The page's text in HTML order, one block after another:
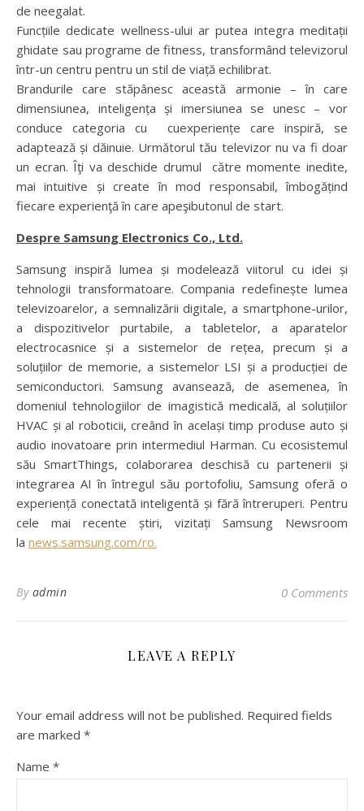
de neegalat.
Funcțiile dedicate wellness-ului ar putea integra meditații
ghidate sau programe de fitness, transformând televizorul
într-un centru pentru un stil de viață echilibrat.
Brandurile care stăpânesc această armonie – în care
dimensiunea, inteligența și imersiunea se unesc – vor
conduce categoria cu cuexperiențe care inspiră, se
adaptează și dăinuie. Următorul tău televizor nu va fi doar
un ecran. Îţi va deschide drumul către momente inedite,
mai intuitive și create în mod responsabil, îmbogățind
fiecare experienţă în care apeşibutonul de start.
Despre Samsung Electronics Co., Ltd.
Samsung inspiră lumea și modelează viitorul cu idei și
tehnologii transformatoare. Compania redefinește lumea
televizoarelor, a semnalizării digitale, a smartphone-urilor,
a dispozitivelor purtabile, a tabletelor, a aparatelor
electrocasnice și a sistemelor de rețea, precum și a
soluțiilor de memorie, a sistemelor LSI și a producției de
semiconductori. Samsung avansează, de asemenea, în
domeniul tehnologiilor de imagistică medicală, al soluțiilor
HVAC și al roboticii, creând în același timp produse auto și
audio inovatoare prin intermediul Harman. Cu ecosistemul
său SmartThings, colaborarea deschisă cu partenerii și
integrarea AI în întregul său portofoliu, Samsung oferă o
experiență conectată inteligentă și fără întreruperi. Pentru
cele mai recente știri, vizitați Samsung Newsroom
la news.samsung.com/ro.
By admin 0 Comments
LEAVE A REPLY
Your email address will not be published. Required fields
are marked *
Name *